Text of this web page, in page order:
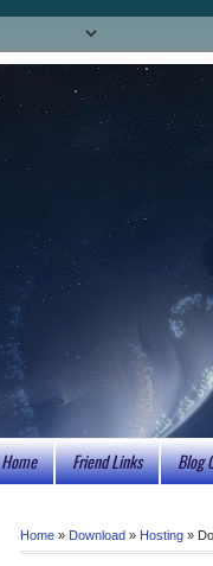
Home Friend Links Blog
Home » Download » Hosting »